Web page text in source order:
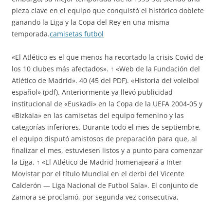
pieza clave en el equipo que conquistó el histórico doblete
ganando la Liga y la Copa del Rey en una misma
temporada.camisetas futbol
«El Atlético es el que menos ha recortado la crisis Covid de
los 10 clubes más afectados». ↑ «Web de la Fundación del
Atlético de Madrid». 40 (45 del PDF). «Historia del voleibol
español» (pdf). Anteriormente ya llevó publicidad
institucional de «Euskadi» en la Copa de la UEFA 2004-05 y
«Bizkaia» en las camisetas del equipo femenino y las
categorías inferiores. Durante todo el mes de septiembre,
el equipo disputó amistosos de preparación para que, al
finalizar el mes, estuviesen listos y a punto para comenzar
la Liga. ↑ «El Atlético de Madrid homenajeará a Inter
Movistar por el título Mundial en el derbi del Vicente
Calderón — Liga Nacional de Futbol Sala». El conjunto de
Zamora se proclamó, por segunda vez consecutiva,